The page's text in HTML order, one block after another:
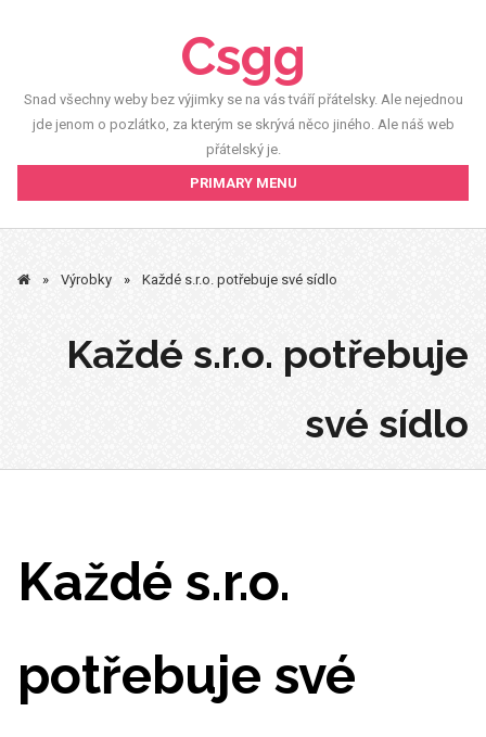
Csgg
Snad všechny weby bez výjimky se na vás tváří přátelsky. Ale nejednou
jde jenom o pozlátko, za kterým se skrývá něco jiného. Ale náš web
přátelský je.
PRIMARY MENU
» Výrobky » Každé s.r.o. potřebuje své sídlo
Každé s.r.o. potřebuje
své sídlo
Každé s.r.o.
potřebuje své